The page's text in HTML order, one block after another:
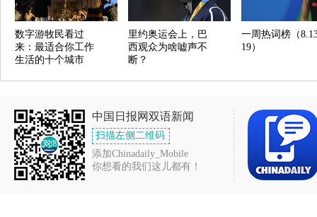
数字游牧民看过
来：最适合你工作
生活的十个城市
里约奥运会上，巴
西观众为啥嘘声不
断？
一周热词榜（
19）
中国日报网双语新闻
扫描左侧二维码
添加Chinadaily_Mobile
你想看的我们这儿都有！